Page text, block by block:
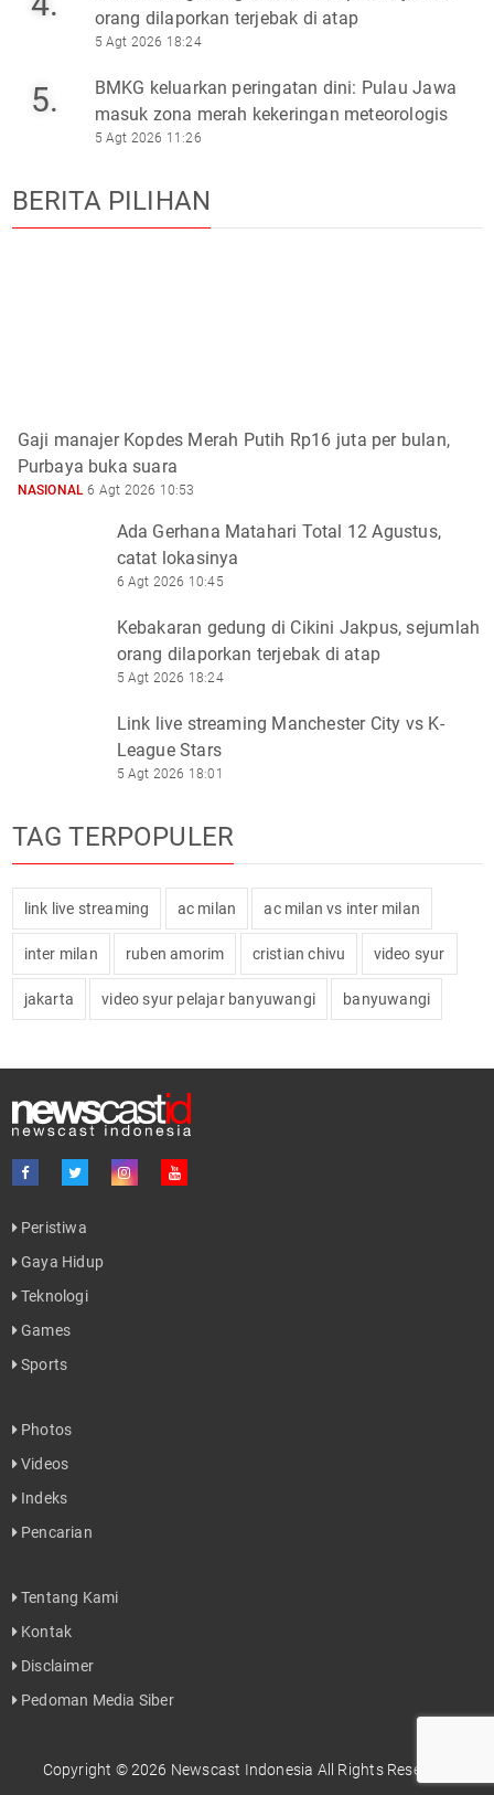
orang dilaporkan terjebak di atap
5 Agt 2026 18:24
5.
BMKG keluarkan peringatan dini: Pulau Jawa
masuk zona merah kekeringan meteorologis
5 Agt 2026 11:26
BERITA PILIHAN
Gaji manajer Kopdes Merah Putih Rp16 juta per bulan,
Purbaya buka suara
NASIONAL 6 Agt 2026 10:53
Ada Gerhana Matahari Total 12 Agustus,
catat lokasinya
6 Agt 2026 10:45
Kebakaran gedung di Cikini Jakpus, sejumlah
orang dilaporkan terjebak di atap
5 Agt 2026 18:24
Link live streaming Manchester City vs K-
League Stars
5 Agt 2026 18:01
TAG TERPOPULER
link live streaming ac milan ac milan vs inter milan
inter milan ruben amorim cristian chivu video syur
jakarta video syur pelajar banyuwangi banyuwangi
Peristiwa
Gaya Hidup
Teknologi
Games
Sports
Photos
Videos
Indeks
Pencarian
Tentang Kami
Kontak
Disclaimer
Pedoman Media Siber
Copyright © 2026 Newscast Indonesia All Rights Reserved